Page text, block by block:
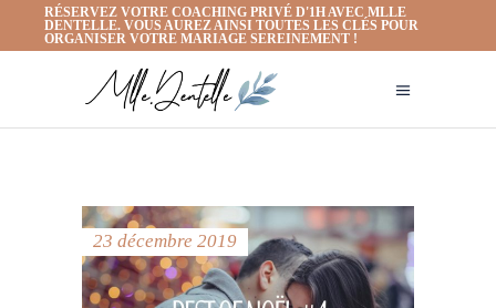
RÉSERVEZ VOTRE COACHING PRIVÉ D'1H AVEC MLLE
DENTELLE. VOUS AUREZ AINSI TOUTES LES CLÉS POUR
ORGANISER VOTRE MARIAGE SEREINEMENT !
23 décembre 2019